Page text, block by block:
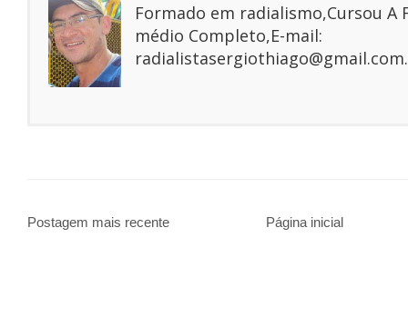
Formado em radialismo,Cursou A
médio Completo,E-mail:
radialistasergiothiago@gmail.com.
Postagem mais recente Página inicial